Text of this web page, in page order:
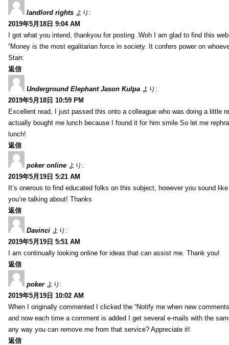
landlord rights より:
2019年5月18日 9:04 AM
I got what you intend, thankyou for posting .Woh I am glad to find this
“Money is the most egalitarian force in society. It confers power on
Starr.
返信
Underground Elephant Jason Kulpa より:
2019年5月18日 10:59 PM
Excellent read, I just passed this onto a colleague who was doing a little
actually bought me lunch because I found it for him smile So let me
lunch!
返信
poker online より:
2019年5月19日 5:21 AM
It’s onerous to find educated folks on this subject, however you sound
you’re talking about! Thanks
返信
Davinci より:
2019年5月19日 5:51 AM
I am continually looking online for ideas that can assist me. Thank you!
返信
poker より:
2019年5月19日 10:02 AM
When I originally commented I clicked the “Notify me when new
and now each time a comment is added I get several e-mails with the
any way you can remove me from that service? Appreciate it!
返信